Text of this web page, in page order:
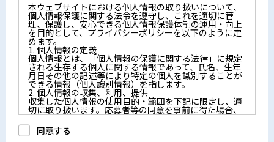
本ウェブサイトにおける個人情報の取り扱いについて、
個人情報保護に関する法令を遵守し、これを適切に管
理、保護し、安心できる個人情報保護体制の運用・向上
を目的として、プライバシーポリシーを以下のように定
めます。
1. 個人情報の定義
個人情報とは、「個人情報の保護に関する法律」に規定
される生存する個人に関する情報であって、氏名、生年
月日その他の記述等により特定の個人を識別することが
できる情報（個人識別情報）を指します。
2. 個人情報の収集、利用、提供
収集した個人情報の使用目的・範囲を下記に限定し、適
切に取り扱います。応募者等の同意を事前に得た場合、
又は法令により許された場合を除き、個人情報を第三者
に提供しません。
a.応募者等からのお問い合わせに対応・管理するため
同意する